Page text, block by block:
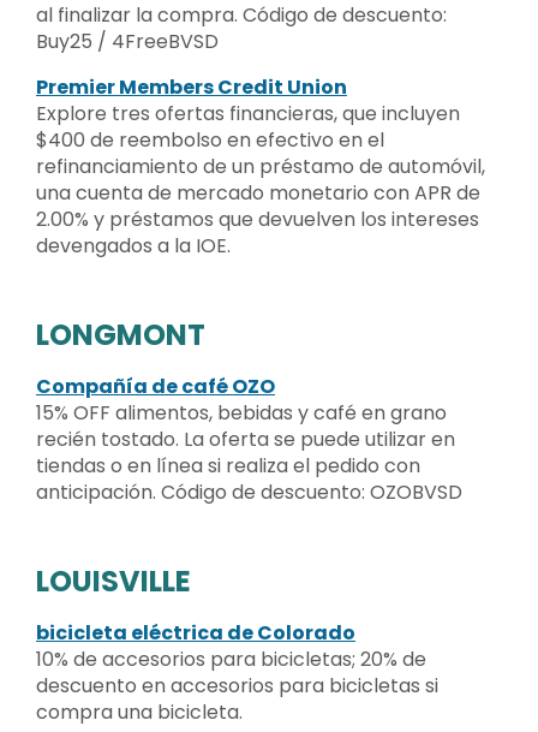
al finalizar la compra. Código de descuento:
Buy25 / 4FreeBVSD
Premier Members Credit Union
Explore tres ofertas financieras, que incluyen
$400 de reembolso en efectivo en el
refinanciamiento de un préstamo de automóvil,
una cuenta de mercado monetario con APR de
2.00% y préstamos que devuelven los intereses
devengados a la IOE.
LONGMONT
Compañía de café OZO
15% OFF alimentos, bebidas y café en grano
recién tostado. La oferta se puede utilizar en
tiendas o en línea si realiza el pedido con
anticipación. Código de descuento: OZOBVSD
LOUISVILLE
bicicleta eléctrica de Colorado
10% de accesorios para bicicletas; 20% de
descuento en accesorios para bicicletas si
compra una bicicleta.